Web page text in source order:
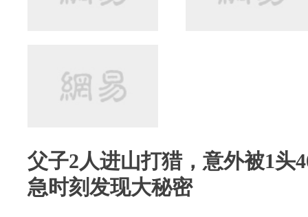
父子2人进山打猎，意外被1头
急时刻发现大秘密